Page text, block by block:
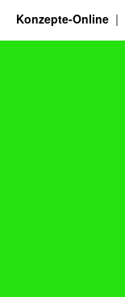
Konzepte-Online